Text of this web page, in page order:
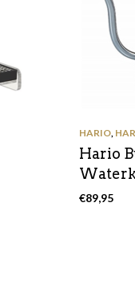
HARIO,
Hario
€89,95